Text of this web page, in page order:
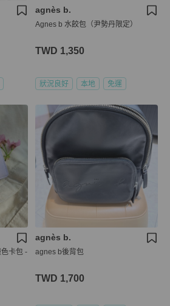
agnès b.
Agnes b 水餃包（尹勢丹限定）
TWD 1,350
狀況良好 本地 免運
卡包 -
agnès b.
agnes b後背包
TWD 1,700